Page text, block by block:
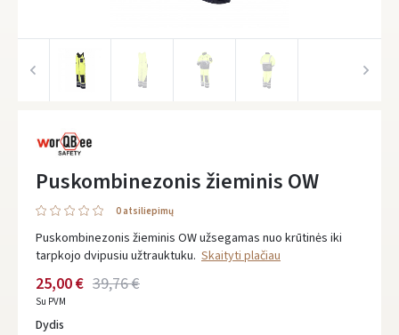
Puskombinezonis žieminis OW
0 atsiliepimų
Puskombinezonis žieminis OW užsegamas nuo krūtinės iki
tarpkojo dvipusiu užtrauktuku. Skaityti plačiau
39,76 €
25,00 €
Su PVM
Dydis